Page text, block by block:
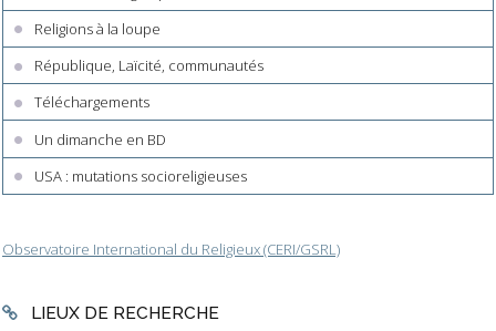
Religions à la loupe
République, Laïcité, communautés
Téléchargements
Un dimanche en BD
USA : mutations socioreligieuses
Observatoire International du Religieux (CERI/GSRL)
LIEUX DE RECHERCHE